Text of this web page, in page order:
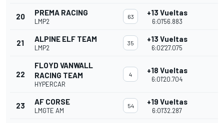
20 PREMA RACING
LMP2
63 +13 Vueltas
6:01'56.883
21 ALPINE ELF TEAM
LMP2
35 +13 Vueltas
6:02'27.075
22
FLOYD VANWALL
RACING TEAM
HYPERCAR
4 +18 Vueltas
6:01'20.704
23 AF CORSE
LMGTE AM
54 +19 Vueltas
6:01'32.287